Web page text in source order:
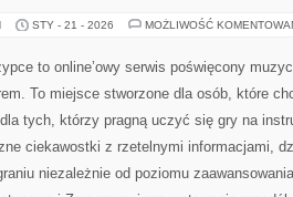
STY - 21 - 2026 MOŻLIWOŚĆ
to online’owy serwis poświęcony
To miejsce stworzone dla osób, które
tych, którzy pragną uczyć się gry na
ciekawostki z rzetelnymi informacjami,
niezależnie od poziomu